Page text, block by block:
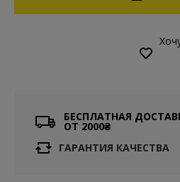
БЕСПЛАТНАЯ
ОТ 2000₴
ГАРАНТИЯ КАЧЕСТВА